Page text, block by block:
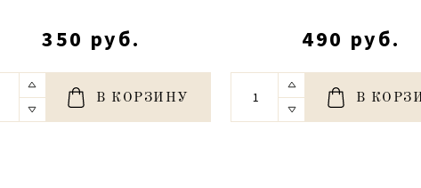
350 руб.
В КОРЗИНУ
490 руб.
В